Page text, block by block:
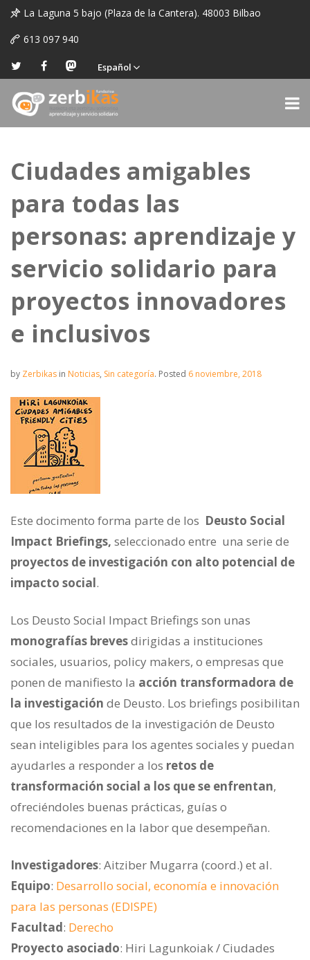
La Laguna 5 bajo (Plaza de la Cantera). 48003 Bilbao
613 097 940
Español
Ciudades amigables
para todas las
personas: aprendizaje y
servicio solidario para
proyectos innovadores
e inclusivos
by Zerbikas in Noticias, Sin categoría. Posted 6 noviembre, 2018
Este docimento forma parte de los Deusto Social
Impact Briefings, seleccionado entre una serie de
proyectos de investigación con alto potencial de
impacto social.
Los Deusto Social Impact Briefings son unas
monografías brevesdirigidas a instituciones
sociales, usuarios, policy makers, o empresas que
ponen de manifiesto la acción transformadora de
la investigación de Deusto. Los briefings posibilitan
que los resultados de la investigación de Deusto
sean inteligibles para los agentes sociales y puedan
ayudarles a responder a los retos de
transformación social a los que se enfrentan,
ofreciéndoles buenas prácticas, guías o
recomendaciones en la labor que desempeñan.
Investigadores: Aitziber Mugarra (coord.) et al.
Equipo: Desarrollo social, economía e innovación
para las personas (EDISPE)
Facultad: Derecho
Proyecto asociado: Hiri Lagunkoiak / Ciudades